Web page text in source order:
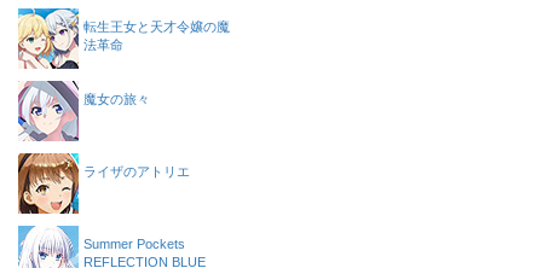
転生王女と天才令嬢の魔
法革命
魔女の旅々
ライザのアトリエ
Summer Pockets
REFLECTION BLUE